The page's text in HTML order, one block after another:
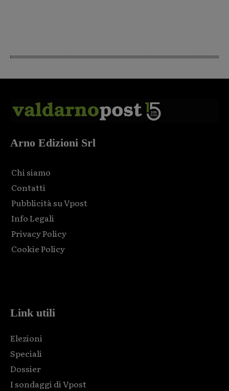
Arno Edizioni Srl
Chi siamo
Contatti
Pubblicità su Vpost
Info Legali
Privacy Policy
Cookie Policy
Link utili
Elezioni
Speciali
Dossier
I sondaggi di Vpost